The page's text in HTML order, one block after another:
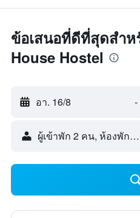
ข้อเสนอที่ดีที่สุดสำห
House Hostel
อา. 16/8 -
ผู้เข้าพัก 2 คน, ห้องพัก 1